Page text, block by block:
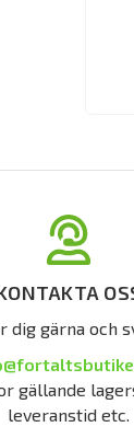
dig gärna och
gällande
leveranstid etc.